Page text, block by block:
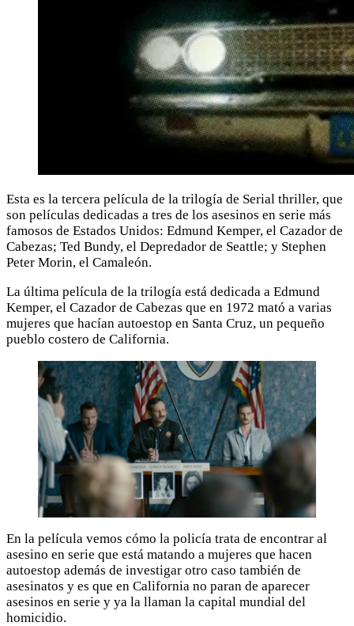
Esta es la tercera película de la trilogía de Serial thriller, que
son películas dedicadas a tres de los asesinos en serie más
famosos de Estados Unidos: Edmund Kemper, el Cazador de
Cabezas; Ted Bundy, el Depredador de Seattle; y Stephen
Peter Morin, el Camaleón.
La última película de la trilogía está dedicada a Edmund
Kemper, el Cazador de Cabezas que en 1972 mató a varias
mujeres que hacían autoestop en Santa Cruz, un pequeño
pueblo costero de California.
En la película vemos cómo la policía trata de encontrar al
asesino en serie que está matando a mujeres que hacen
autoestop además de investigar otro caso también de
asesinatos y es que en California no paran de aparecer
asesinos en serie y ya la llaman la capital mundial del
homicidio.